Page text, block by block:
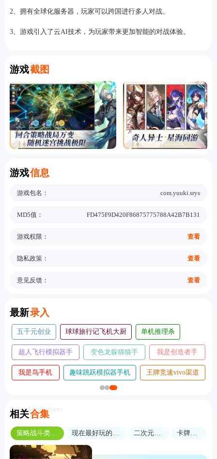
2、拥有全球化服务器，玩家可以跨国进行多人对战。
3、游戏引入了云AI技术，为玩家带来更加智能的对战体验。
游戏截图
Screenshot
游戏信息
Information
游戏包名： com.yuuki.srys
MD5值： FD475F9D420F86875775788A42B7B131
游戏权限： 查看
隐私政策： 查看
意见反馈： 查看
最新录入
New
五千元创业 球球旅行记飞机大厨 单机推理杀
超人飞行模拟器手
机版
变色龙躲猫猫手
机版
我是创造者手
机版
我是鸟手机
趣味跳跃模拟器手机
版
王牌竞速vivo渠道
相关合集
Related Collections
二次元游戏